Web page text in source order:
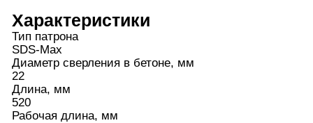
Характеристики
Тип патрона
SDS-Max
Диаметр сверления в бетоне, мм
22
Длина, мм
520
Рабочая длина, мм